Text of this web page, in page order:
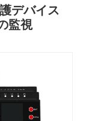
デバイス
監視